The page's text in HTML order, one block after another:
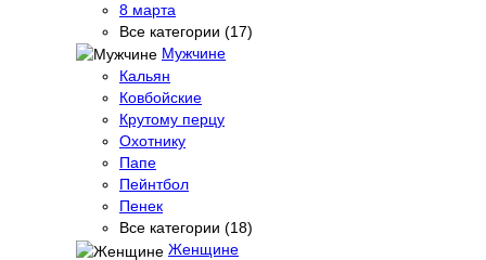
8 марта
Все категории (17)
Мужчине
Кальян
Ковбойские
Крутому перцу
Охотнику
Папе
Пейнтбол
Пенек
Все категории (18)
Женщине